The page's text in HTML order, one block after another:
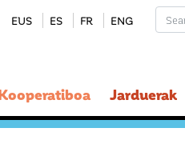
EUS ES FR ENG
Jarduerak